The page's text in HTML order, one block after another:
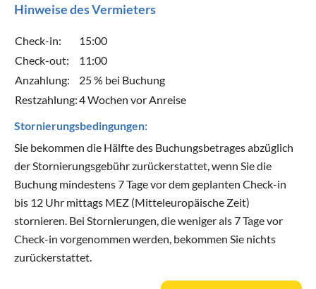
Hinweise des Vermieters
Check-in:
15:00
Check-out:
11:00
Anzahlung:
25 % bei Buchung
Restzahlung:4 Wochen vor Anreise
Stornierungsbedingungen:
Sie bekommen die Hälfte des Buchungsbetrages abzüglich
der Stornierungsgebühr zurückerstattet, wenn Sie die
Buchung mindestens 7 Tage vor dem geplanten Check-in
bis 12 Uhr mittags MEZ (Mitteleuropäische Zeit)
stornieren. Bei Stornierungen, die weniger als 7 Tage vor
Check-in vorgenommen werden, bekommen Sie nichts
zurückerstattet.